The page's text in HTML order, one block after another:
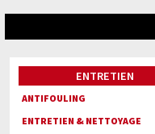
ENTRETIEN
ANTIFOULING
ENTRETIEN & NETTOYAGE